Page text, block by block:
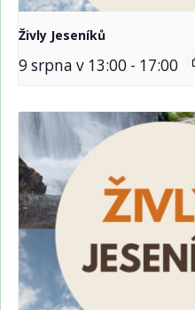
Živly Jeseníků
9 srpna v 13:00 - 17:00